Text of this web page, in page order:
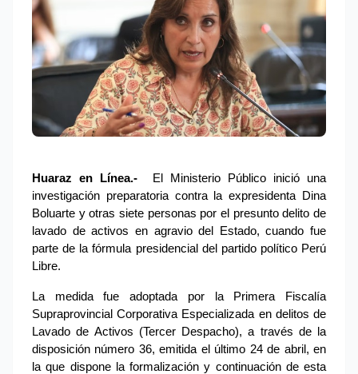
Huaraz en Línea.-
El Ministerio Público inició una
investigación preparatoria contra la expresidenta Dina
Boluarte y otras siete personas por el presunto delito de
lavado de activos en agravio del Estado, cuando fue
parte de la fórmula presidencial del partido político Perú
Libre.
La medida fue adoptada por la Primera Fiscalía
Supraprovincial Corporativa Especializada en delitos de
Lavado de Activos (Tercer Despacho), a través de la
disposición número 36, emitida el último 24 de abril, en
la que dispone la formalización y continuación de esta